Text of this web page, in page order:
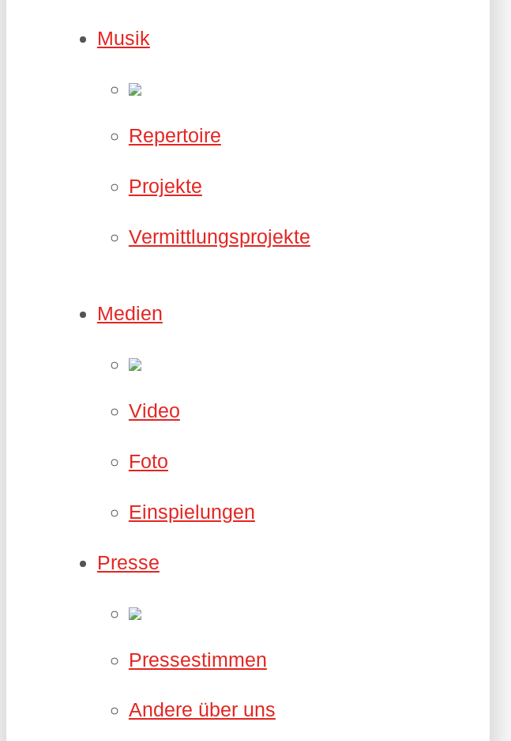
Musik
Repertoire
Projekte
Vermittlungsprojekte
Medien
Video
Foto
Einspielungen
Presse
Pressestimmen
Andere über uns